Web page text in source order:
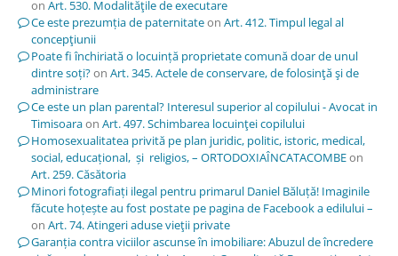
on Art. 530. Modalităţile de executare
Ce este prezumția de paternitateon Art. 412. Timpul legal al
concepţiunii
Poate fi închiriată o locuință proprietate comună doar de unul
dintre soți?on Art. 345. Actele de conservare, de folosinţă şi de
administrare
Ce este un plan parental? Interesul superior al copilului - Avocat in
Timisoaraon Art. 497. Schimbarea locuinţei copilului
Homosexualitatea privită pe plan juridic, politic, istoric, medical,
social, educațional, și religios, – ORTODOXIAÎNCATACOMBEon
Art. 259. Căsătoria
Minori fotografiați ilegal pentru primarul Daniel Băluță! Imaginile
făcute hoțește au fost postate pe pagina de Facebook a edilului –
on Art. 74. Atingeri aduse vieţii private
Garanția contra viciilor ascunse în imobiliare: Abuzul de încredere